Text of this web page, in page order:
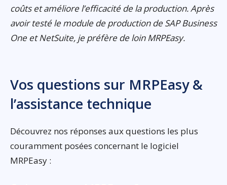
coûts et améliore l’efficacité de la production. Après
avoir testé le module de production de SAP Business
One et NetSuite, je préfère de loin MRPEasy.
Vos questions sur MRPEasy &
l’assistance technique
Découvrez nos réponses aux questions les plus
couramment posées concernant le logiciel
MRPEasy :